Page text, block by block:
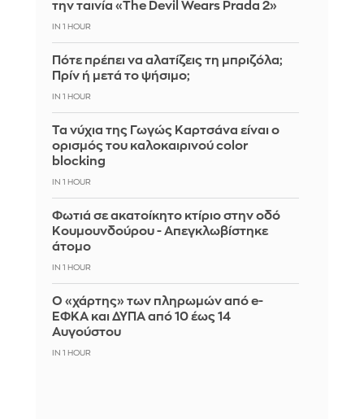
την ταινία «The Devil Wears Prada 2»
IN 1 HOUR
Πότε πρέπει να αλατίζεις τη μπριζόλα;
Πρίν ή μετά το ψήσιμο;
IN 1 HOUR
Τα νύχια της Γωγώς Καρτσάνα είναι ο
ορισμός του καλοκαιρινού color
blocking
IN 1 HOUR
Φωτιά σε ακατοίκητο κτίριο στην οδό
Κουμουνδούρου - Απεγκλωβίστηκε
άτομο
IN 1 HOUR
Ο «χάρτης» των πληρωμών από e-
ΕΦΚΑ και ΔΥΠΑ από 10 έως 14
Αυγούστου
IN 1 HOUR